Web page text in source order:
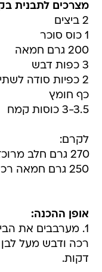
מצרכים לתבנית
2 ביצים
1 כוס סוכר
200 גרם חמאה
3 כפות דבש
2 כפיות סודה לשתייה
כף חומץ
3-3.5 כוסות קמח
לקרם:
270 גרם חלב מרוכז ממותק
250 גרם חמאה רכה
אופן ההכנה:
1. מערבבים את
רכה ודבש מעל
דקות.